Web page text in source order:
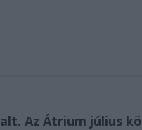
Az Átrium július